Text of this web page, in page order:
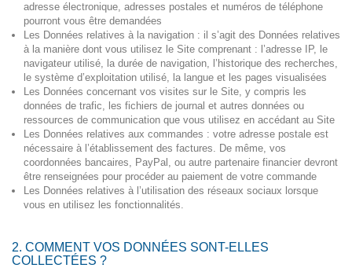
adresse électronique, adresses postales et numéros de téléphone
pourront vous être demandées
Les Données relatives à la navigation : il s’agit des Données relatives
à la manière dont vous utilisez le Site comprenant : l’adresse IP, le
navigateur utilisé, la durée de navigation, l’historique des recherches,
le système d’exploitation utilisé, la langue et les pages visualisées
Les Données concernant vos visites sur le Site, y compris les
données de trafic, les fichiers de journal et autres données ou
ressources de communication que vous utilisez en accédant au Site
Les Données relatives aux commandes : votre adresse postale est
nécessaire à l’établissement des factures. De même, vos
coordonnées bancaires, PayPal, ou autre partenaire financier devront
être renseignées pour procéder au paiement de votre commande
Les Données relatives à l’utilisation des réseaux sociaux lorsque
vous en utilisez les fonctionnalités.
2. COMMENT VOS DONNÉES SONT-ELLES
COLLECTÉES ?